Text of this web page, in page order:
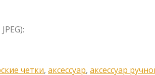
четки, аксессуар, аксессуар